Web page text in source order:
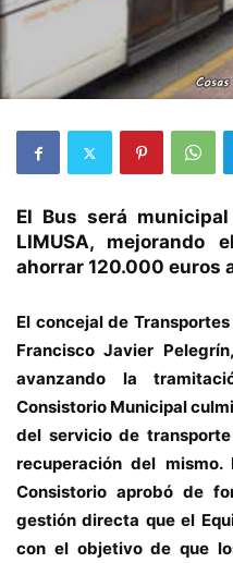
El Bus será
LIMUSA, mejorando
ahorrar 120.000 euros
El concejal de
Francisco Javier
avanzando la
Consistorio Municipal
del servicio de
recuperación del
Consistorio aprobó de
gestión directa que el
con el objetivo de que